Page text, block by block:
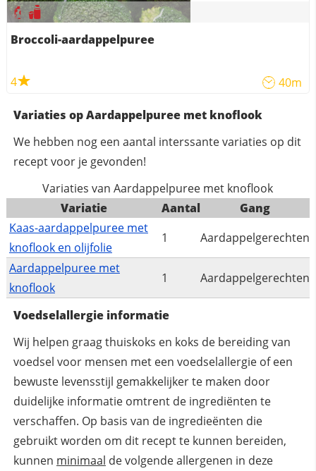
Broccoli-aardappelpuree
4 40m
Variaties op Aardappelpuree met knoflook
We hebben nog een aantal interssante variaties op dit
recept voor je gevonden!
Variaties van Aardappelpuree met knoflook
Variatie
Aantal
Gang
Kaas-aardappelpuree met
knoflook en olijfolie
1
Aardappelgerechten
Aardappelpuree met
knoflook
1 Aardappelgerechten
Voedselallergie informatie
Wij helpen graag thuiskoks en koks de bereiding van
voedsel voor mensen met een voedselallergie of een
bewuste levensstijl gemakkelijker te maken door
duidelijke informatie omtrent de ingrediënten te
verschaffen. Op basis van de ingredieënten die
gebruikt worden om dit recept te kunnen bereiden,
kunnen minimaal de volgende allergenen in deze